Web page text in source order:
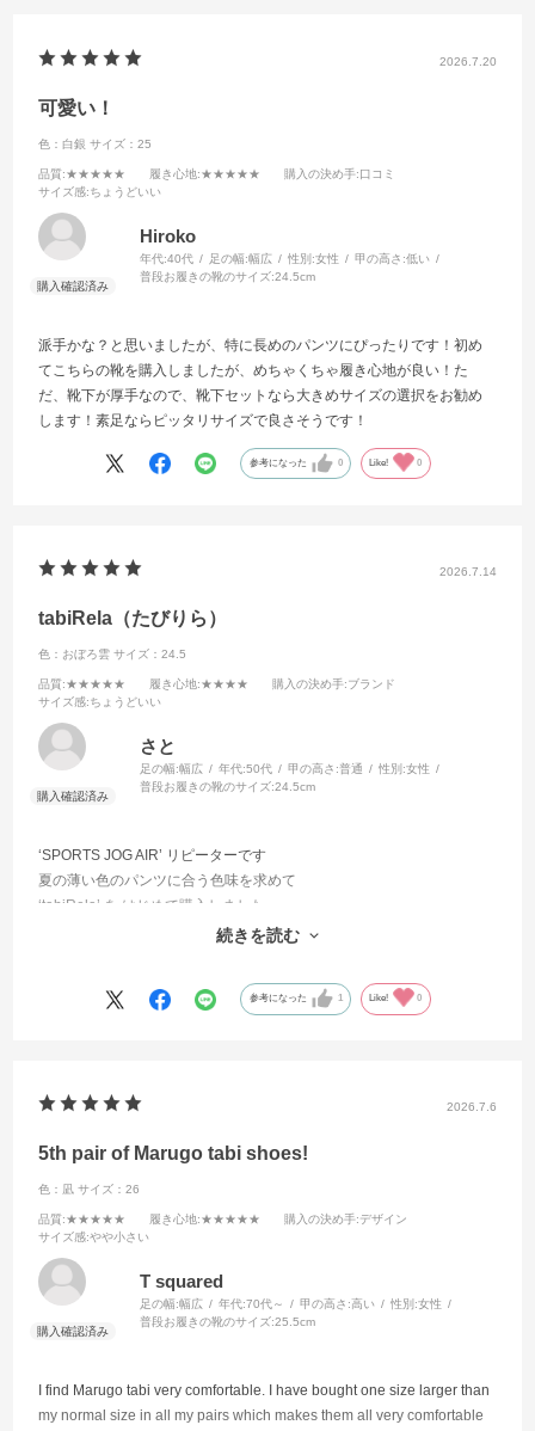
2026.7.20
可愛い！
色：白銀 サイズ：25
品質:★★★★★ 履き心地:★★★★★ 購入の決め手:口コミ
サイズ感:ちょうどいい
Hiroko
年代:40代 足の幅:幅広 性別:女性 甲の高さ:低い
普段お履きの靴のサイズ:24.5cm
派手かな？と思いましたが、特に長めのパンツにぴったりです！初め
てこちらの靴を購入しましたが、めちゃくちゃ履き心地が良い！た
だ、靴下が厚手なので、靴下セットなら大きめサイズの選択をお勧め
します！素足ならピッタリサイズで良さそうです！
参考になった 0 Like! 0
2026.7.14
tabiRela（たびりら）
色：おぼろ雲 サイズ：24.5
品質:★★★★★ 履き心地:★★★★ 購入の決め手:ブランド
サイズ感:ちょうどいい
さと
足の幅:幅広 年代:50代 甲の高さ:普通 性別:女性
普段お履きの靴のサイズ:24.5cm
‘SPORTS JOG AIR’ リピーターです
夏の薄い色のパンツに合う色味を求めて
‘tabiRela’ を はじめて購入しました
SPORTS JOG AIR より軽やかです続きを読む
参考になった 1 Like! 0
2026.7.6
5th pair of Marugo tabi shoes!
色：凪 サイズ：26
品質:★★★★★ 履き心地:★★★★★ 購入の決め手:デザイン
サイズ感:やや小さい
T squared
足の幅:幅広 年代:70代～ 甲の高さ:高い 性別:女性
普段お履きの靴のサイズ:25.5cm
I find Marugo tabi very comfortable. I have bought one size larger than
my normal size in all my pairs which makes them all very comfortable